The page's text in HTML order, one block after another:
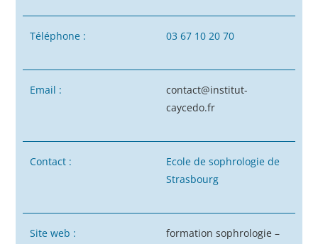
Téléphone : 03 67 10 20 70
Email :
contact@institut-
caycedo.fr
Contact :
Ecole de sophrologie de
Strasbourg
Site web : formation sophrologie –